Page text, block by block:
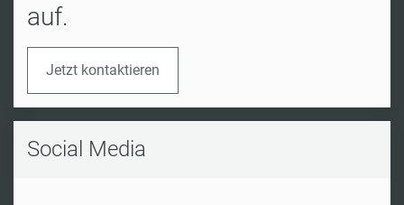
auf.
Jetzt kontaktieren
Social Media